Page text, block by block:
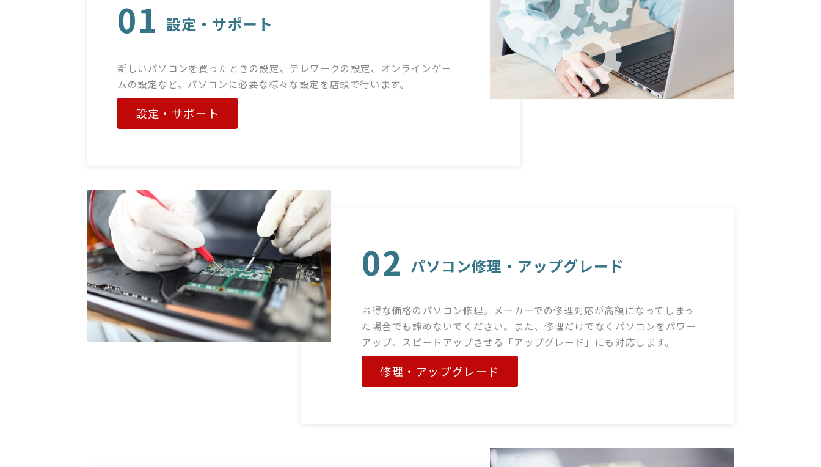
01 設定・サポート
新しいパソコンを買ったときの設定、テレワークの設定、オンラインゲー
ムの設定など、パソコンに必要な様々な設定を店頭で行います。
設定・サポート
02 パソコン修理・アップグレード
お得な価格のパソコン修理。メーカーでの修理対応が高額になってしまっ
た場合でも諦めないでください。また、修理だけでなくパソコンをパワー
アップ、スピードアップさせる「アップグレード」にも対応します。
修理・アップグレード